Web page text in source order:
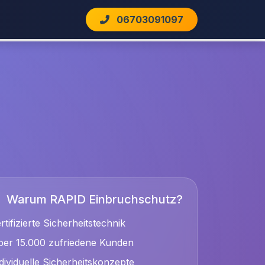
06703091097
Warum RAPID Einbruchschutz?
Sicherheitstechnik
15.000 zufriedene Kunden
Sicherheitskonzepte